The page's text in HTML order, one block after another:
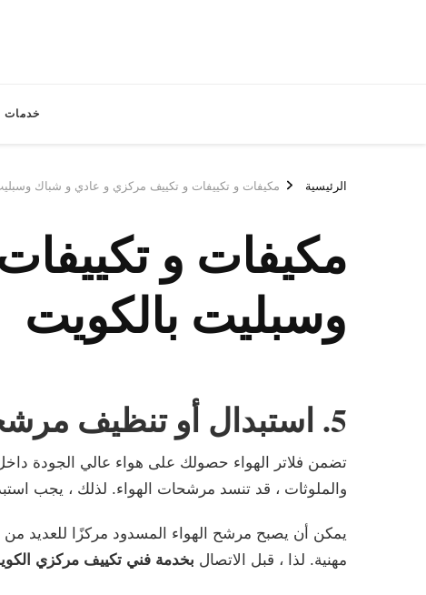
خدمات
الرئيسية مكيفات و تكييفات و تكييف مركزي و عادي و شباك
مكيفات و
وسبليت بالكويت
5. استبدال أو تنظيف مرشحات الهواء
تضمن فلاتر الهواء حصولك على هواء عالي الجودة داخل
والملوثات ، قد تنسد مرشحات الهواء. لذلك ، يجب
يمكن أن يصبح مرشح الهواء المسدود مركزًا للعديد
مهنية. لذا ، قبل الاتصال بخدمة فني تكييف مركزي